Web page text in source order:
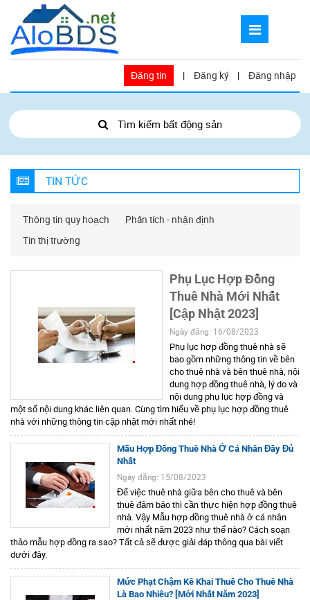
Đăng tin | Đăng ký | Đăng nhập
Tìm kiếm bất động sản
TIN TỨC
Thông tin quy hoạch
Phân tích - nhận định
Tin thị trường
Phụ Lục Hợp Đồng
Thuê Nhà Mới Nhất
[Cập Nhật 2023]
Ngày đăng: 16/08/2023
Phụ lục hợp đồng thuê nhà sẽ
bao gồm những thông tin về bên
cho thuê nhà và bên thuê nhà, nội
dung hợp đồng thuê nhà, lý do và
nội dung phụ lục hợp đồng và
một số nội dung khác liên quan. Cùng tìm hiểu về phụ lục hợp đồng thuê
nhà với những thông tin cập nhật mới nhất nhé!
Mẫu Hợp Đồng Thuê Nhà Ở Cá Nhân Đầy Đủ
Nhất
Ngày đăng: 15/08/2023
Để việc thuê nhà giữa bên cho thuê và bên
thuê đảm bảo thì cần thực hiện hợp đồng thuê
nhà. Vậy Mẫu hợp đồng thuê nhà ở cá nhân
mới nhất năm 2023 như thế nào? Cách soạn
thảo mẫu hợp đồng ra sao? Tất cả sẽ được giải đáp thông qua bài viết
dưới đây.
Mức Phạt Chậm Kê Khai Thuế Cho Thuê Nhà
Là Bao Nhiêu? [Mới Nhất Năm 2023]